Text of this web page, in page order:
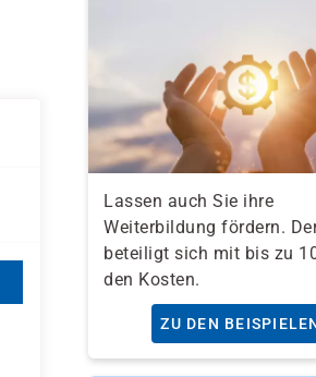
Lassen auch Sie ihre
Weiterbildung fördern.
beteiligt sich mit bis zu
den Kosten.
ZU DEN